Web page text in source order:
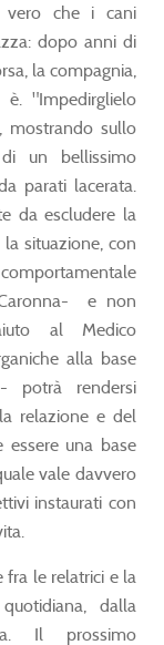
vero che i cani
dopo anni di
la compagnia,
"Impedirglielo
mostrando sullo
di un bellissimo
parati lacerata.
da escludere la
situazione, con
e non
al Medico
alla base
potrà rendersi
relazione e del
essere una base
vale davvero
instaurati con
fra le relatrici e la
dalla
Il prossimo